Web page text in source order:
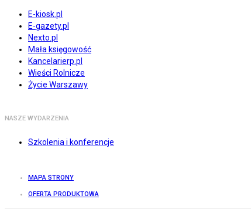
E-kiosk.pl
E-gazety.pl
Nexto.pl
Mała księgowość
Kancelarierp.pl
Wieści Rolnicze
Życie Warszawy
NASZE WYDARZENIA
Szkolenia i konferencje
MAPA STRONY
OFERTA PRODUKTOWA